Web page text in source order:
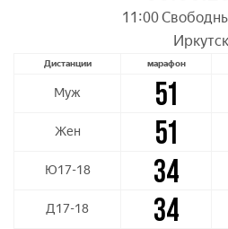
11:00
Иркутск
Дистанции марафон
Муж 51
Жен 51
Ю17-18 34
Д17-18 34